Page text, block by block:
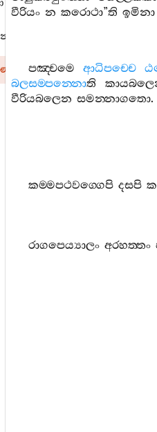
වීරියං න කරොථා”ති ඉමිනා
පඤ‍්චමෙ ආධිපච‍්චෙ
බලසම‍්පන‍්නොති
වීරියබලෙන සමන‍්නාගතො.
කම‍්මපථවග‍්ගෙපි දසපි
රාගපෙය්‍යාලං අරහත‍්තං